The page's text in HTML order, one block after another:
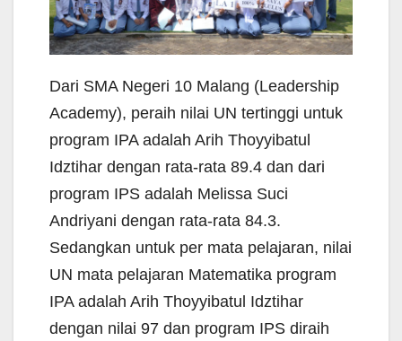
Dari SMA Negeri 10 Malang (Leadership
Academy), peraih nilai UN tertinggi untuk
program IPA adalah Arih Thoyyibatul
Idztihar dengan rata-rata 89.4 dan dari
program IPS adalah Melissa Suci
Andriyani dengan rata-rata 84.3.
Sedangkan untuk per mata pelajaran, nilai
UN mata pelajaran Matematika program
IPA adalah Arih Thoyyibatul Idztihar
dengan nilai 97 dan program IPS diraih